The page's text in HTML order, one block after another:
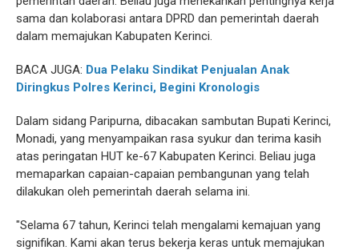
sama dan kolaborasi antara DPRD dan pemerintah daerah
dalam memajukan Kabupaten Kerinci.
BACA JUGA: Dua Pelaku Sindikat Penjualan Anak
Diringkus Polres Kerinci, Begini Kronologis
Dalam sidang Paripurna, dibacakan sambutan Bupati Kerinci,
Monadi, yang menyampaikan rasa syukur dan terima kasih
atas peringatan HUT ke-67 Kabupaten Kerinci. Beliau juga
memaparkan capaian-capaian pembangunan yang telah
dilakukan oleh pemerintah daerah selama ini.
"Selama 67 tahun, Kerinci telah mengalami kemajuan yang
signifikan. Kami akan terus bekerja keras untuk memajukan